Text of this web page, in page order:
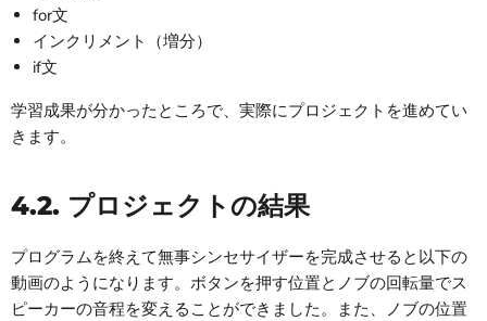
for文
インクリメント（増分）
if文
学習成果が分かったところで、実際にプロジェクトを進めてい
きます。
4.2. プロジェクトの結果
プログラムを終えて無事シンセサイザーを完成させると以下の
動画のようになります。ボタンを押す位置とノブの回転量でス
ピーカーの音程を変えることができました。また、ノブの位置